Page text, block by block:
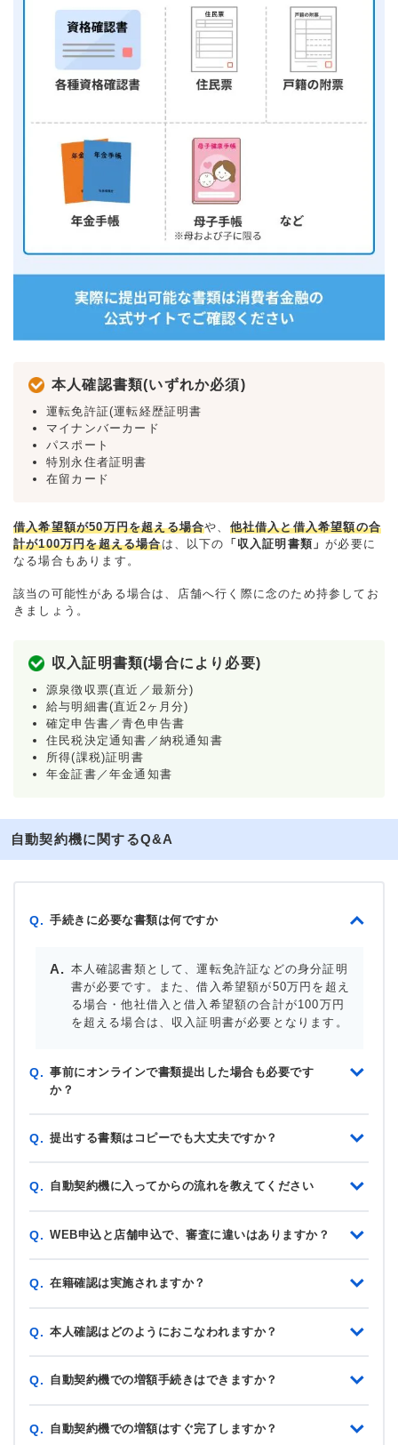
本人確認書類(いずれか必須)
運転免許証(運転経歴証明書
マイナンバーカード
パスポート
特別永住者証明書
在留カード
借入希望額が50万円を超える場合や、 他社借入と借入希望額の合
計が100万円を超える場合は、以下の 「収入証明書類」が必要に
なる場合もあります。
該当の可能性がある場合は、店舗へ行く際に念のため持参してお
きましょう。
収入証明書類(場合により必要)
源泉徴収票(直近／最新分)
給与明細書(直近2ヶ月分)
確定申告書／青色申告書
住民税決定通知書／納税通知書
所得(課税)証明書
年金証書／年金通知書
自動契約機に関するQ&A
Q. 手続きに必要な書類は何ですか
本人確認書類として、運転免許証などの身分証明
書が必要です。また、借入希望額が50万円を超え
る場合・他社借入と借入希望額の合計が100万円
を超える場合は、収入証明書が必要となります。
Q. 事前にオンラインで書類提出した場合も必要です
か？
Q. 提出する書類はコピーでも大丈夫ですか？
Q. 自動契約機に入ってからの流れを教えてください
Q. WEB申込と店舗申込で、審査に違いはありますか？
Q. 在籍確認は実施されますか？
Q. 本人確認はどのようにおこなわれますか？
Q. 自動契約機での増額手続きはできますか？
Q. 自動契約機での増額はすぐ完了しますか？